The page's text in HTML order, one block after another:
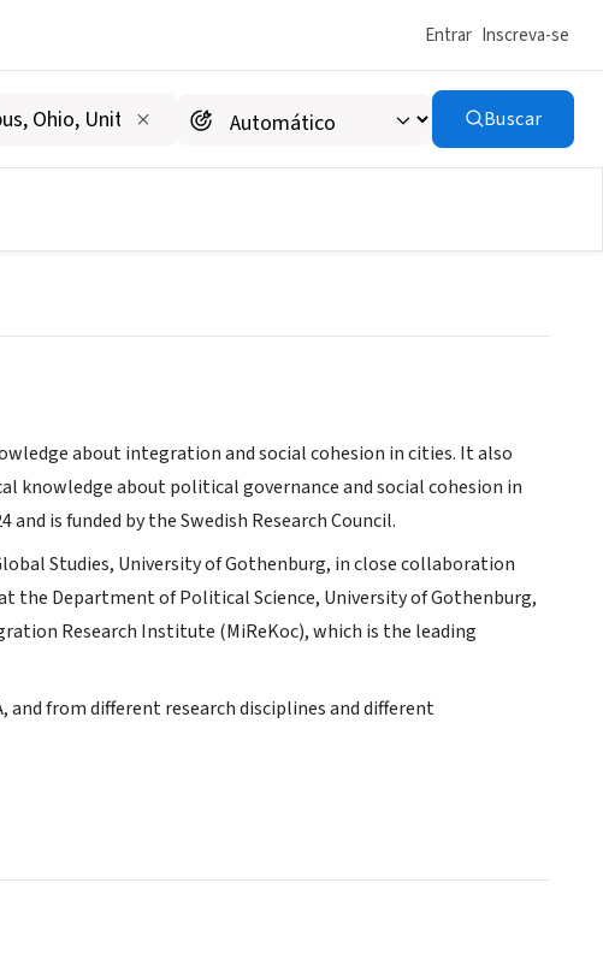
Entrar Inscreva-se
Buscar
of Gothenburg
about integration and social cohesion in cities. It also
knowledge about political governance and social cohesion in
is funded by the Swedish Research Council.
Studies, University of Gothenburg, in close collaboration
the Department of Political Science, University of Gothenburg,
Research Institute (MiReKoc), which is the leading
and from different research disciplines and different